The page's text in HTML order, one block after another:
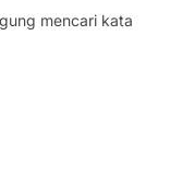
mencari kata